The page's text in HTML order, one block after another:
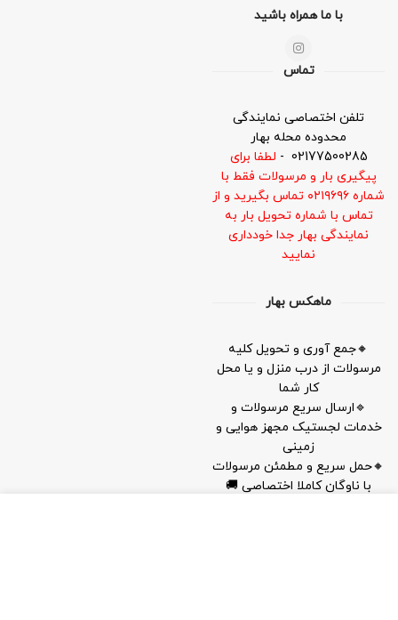
با ما همراه باشید
تماس
تلفن اختصاصی نمایندگی
محدوده محله بهار
02177500285
- لطفا برای
پیگیری بار و مرسولات فقط با
شماره ۰۲۱۹۶۹۶ تماس بگیرید و از
تماس با شماره تحویل بار به
نمایندگی بهار جدا خودداری
نمایید
ماهکس بهار
🔸جمع آوری و تحویل کلیه
مرسولات از درب منزل و یا محل
کار شما
🔹ارسال سریع مرسولات و
خدمات لجستیک مجهز هوایی و
زمینی
🔸حمل سریع و مطمئن مرسولات
با ناوگان کاملا اختصاصی 🚚